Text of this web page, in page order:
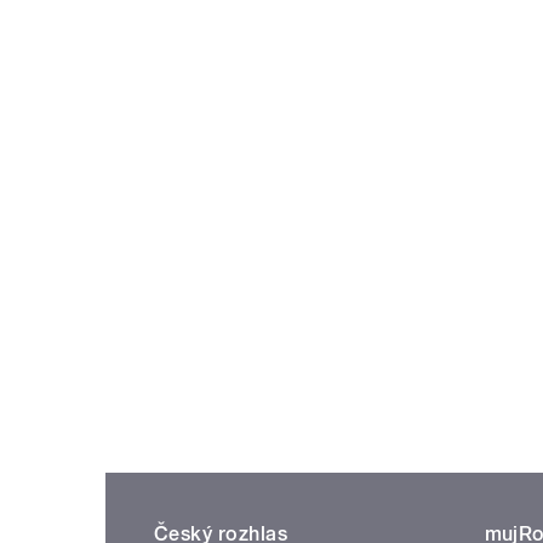
Český rozhlas